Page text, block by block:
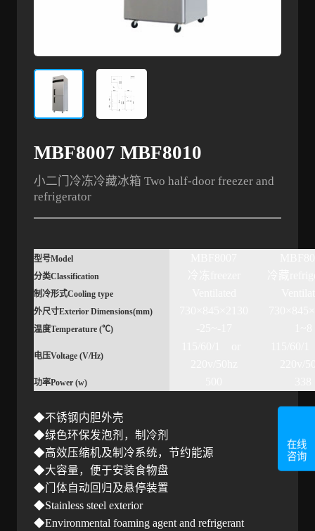
MBF8007 MBF8010
小二门冷冻冷藏冰箱 Two half-door freezer and
refrigerator
型号Model
分类Classification
制冷形式Cooling type
外尺寸Exterior Dimensions(mm)
温度Temperature (℃)
电压Voltage (V/Hz)
功率Power (w)
◆不锈钢内胆外壳
◆绿色环保发泡剂，制冷剂
◆高效压缩机及制冷系统，节约能源
◆大容量，便于安装食物盘
◆门体自动回归及悬停装置
◆Stainless steel exterior
◆Environmental foaming agent and refrigerant
在线
咨询